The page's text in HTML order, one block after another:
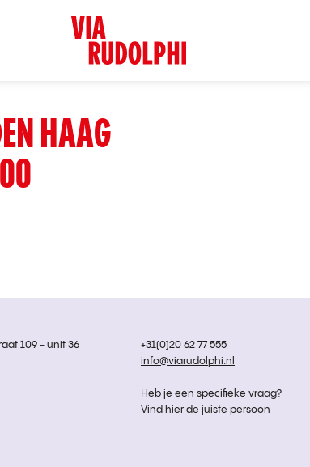
HAAG
109 - unit 36
+31(0)20 62 77 555
info@viarudolphi.nl
Heb je een specifieke vraag?
Vind hier de juiste persoon